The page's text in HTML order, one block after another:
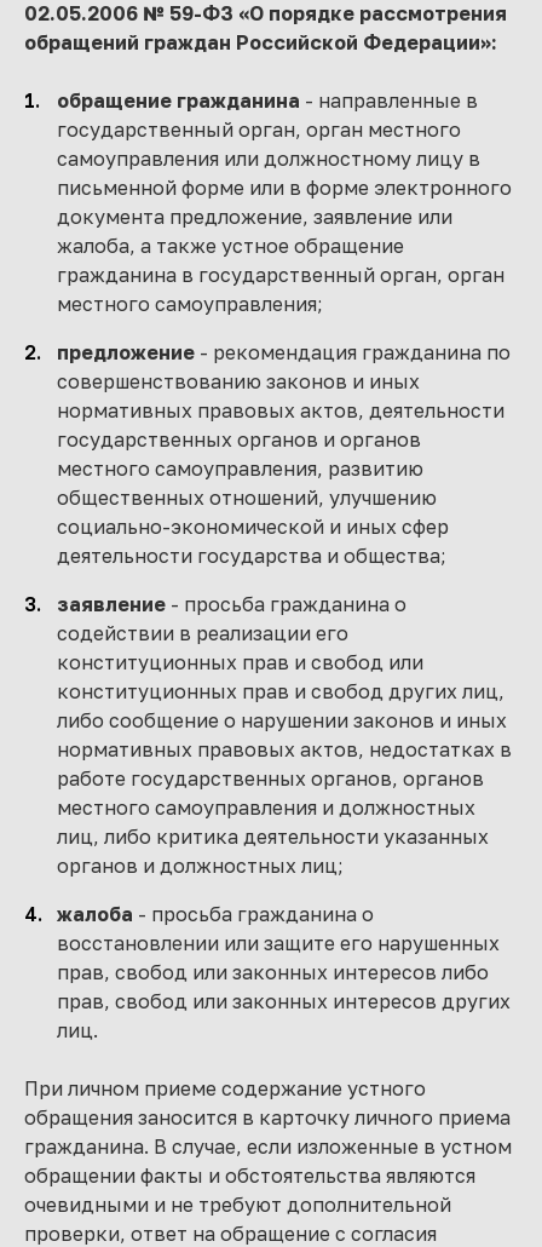
02.05.2006 № 59-ФЗ «О порядке рассмотрения
обращений граждан Российской Федерации»:
обращение гражданина - направленные в
государственный орган, орган местного
самоуправления или должностному лицу в
письменной форме или в форме электронного
документа предложение, заявление или
жалоба, а также устное обращение
гражданина в государственный орган, орган
местного самоуправления;
предложение - рекомендация гражданина по
совершенствованию законов и иных
нормативных правовых актов, деятельности
государственных органов и органов
местного самоуправления, развитию
общественных отношений, улучшению
социально-экономической и иных сфер
деятельности государства и общества;
заявление - просьба гражданина о
содействии в реализации его
конституционных прав и свобод или
конституционных прав и свобод других лиц,
либо сообщение о нарушении законов и иных
нормативных правовых актов, недостатках в
работе государственных органов, органов
местного самоуправления и должностных
лиц, либо критика деятельности указанных
органов и должностных лиц;
жалоба - просьба гражданина о
восстановлении или защите его нарушенных
прав, свобод или законных интересов либо
прав, свобод или законных интересов других
лиц.
При личном приеме содержание устного
обращения заносится в карточку личного приема
гражданина. В случае, если изложенные в устном
обращении факты и обстоятельства являются
очевидными и не требуют дополнительной
проверки, ответ на обращение с согласия